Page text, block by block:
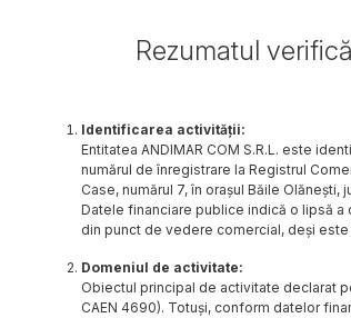
Rezumatul
Identificarea activității:
Entitatea ANDIMAR COM S.R.L. este
numărul de înregistrare la Registrul
Case, numărul 7, în orașul Băile
Datele financiare publice indică o lipsă a
din punct de vedere comercial, deși
Domeniul de activitate:
Obiectul principal de activitate declarat
CAEN 4690). Totuși, conform datelor